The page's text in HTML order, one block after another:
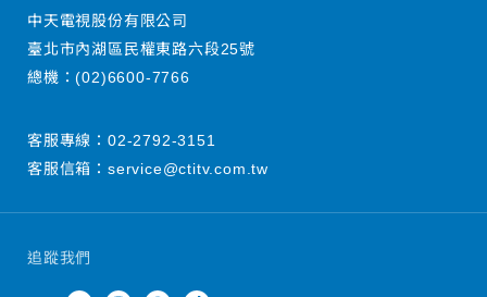
追蹤我們
中天電視股份有限公司
臺北市內湖區民權東路六段25號
總機：(02)6600-7766
客服專線： 02-2792-3151
客服信箱： service@ctitv.com.tw